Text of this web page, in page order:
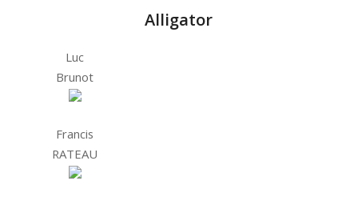
Alligator
Luc
Brunot
Francis
RATEAU